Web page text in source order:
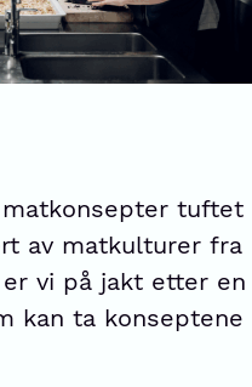
tuftet
av matkulturer fra
vi på jakt etter en
kan ta konseptene